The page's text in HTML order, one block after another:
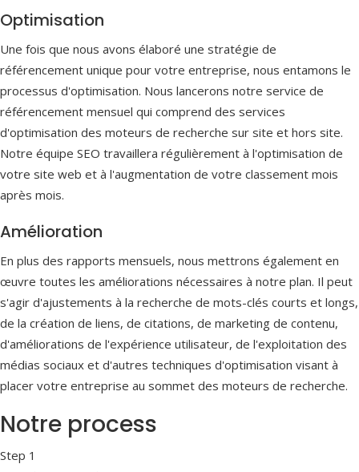
Optimisation
Une fois que nous avons élaboré une stratégie de
référencement unique pour votre entreprise, nous entamons le
processus d'optimisation. Nous lancerons notre service de
référencement mensuel qui comprend des services
d'optimisation des moteurs de recherche sur site et hors site.
Notre équipe SEO travaillera régulièrement à l'optimisation de
votre site web et à l'augmentation de votre classement mois
après mois.
Amélioration
En plus des rapports mensuels, nous mettrons également en
œuvre toutes les améliorations nécessaires à notre plan. Il peut
s'agir d'ajustements à la recherche de mots-clés courts et longs,
de la création de liens, de citations, de marketing de contenu,
d'améliorations de l'expérience utilisateur, de l'exploitation des
médias sociaux et d'autres techniques d'optimisation visant à
placer votre entreprise au sommet des moteurs de recherche.
Notre process
Step 1